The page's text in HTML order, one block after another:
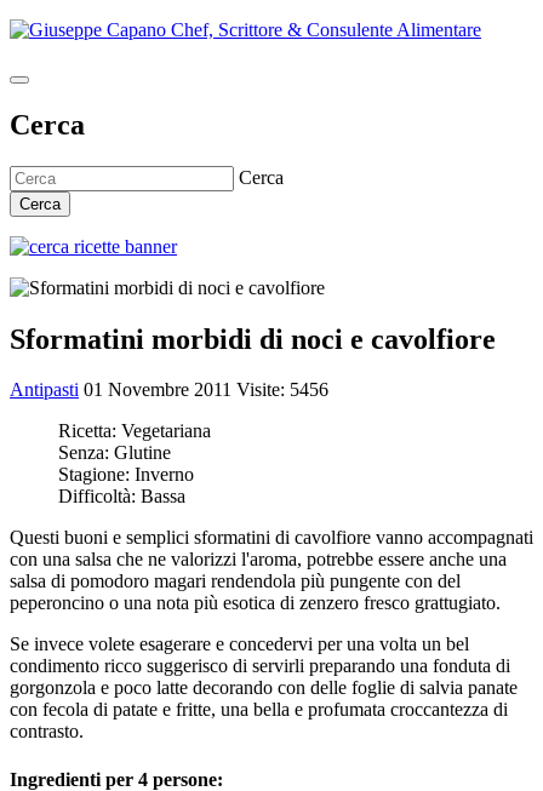
Cerca
Cerca
Cerca
Sformatini morbidi di noci e cavolfiore
Antipasti 01 Novembre 2011 Visite: 5456
Ricetta: Vegetariana
Senza: Glutine
Stagione: Inverno
Difficoltà: Bassa
Questi buoni e semplici sformatini di cavolfiore vanno accompagnati
con una salsa che ne valorizzi l'aroma, potrebbe essere anche una
salsa di pomodoro magari rendendola più pungente con del
peperoncino o una nota più esotica di zenzero fresco grattugiato.
Se invece volete esagerare e concedervi per una volta un bel
condimento ricco suggerisco di servirli preparando una fonduta di
gorgonzola e poco latte decorando con delle foglie di salvia panate
con fecola di patate e fritte, una bella e profumata croccantezza di
contrasto.
Ingredienti per 4 persone: